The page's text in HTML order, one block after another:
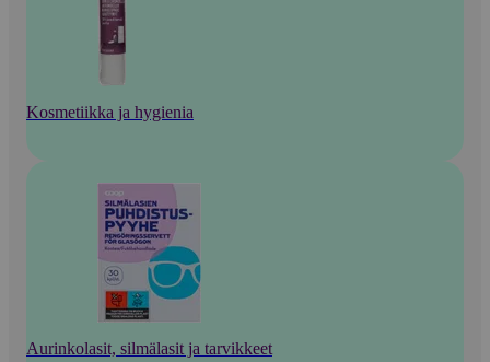
Kosmetiikka ja hygienia
Aurinkolasit, silmälasit ja tarvikkeet